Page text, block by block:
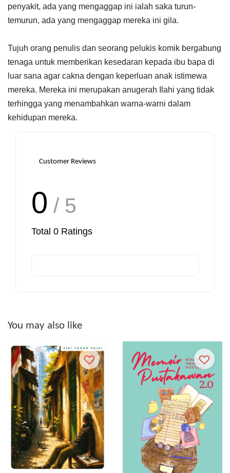
penyakit, ada yang mengaggap ini ialah saka turun-
temurun, ada yang mengaggap mereka ini gila.
Tujuh orang penulis dan seorang pelukis komik bergabung
tenaga untuk memberikan kesedaran kepada ibu bapa di
luar sana agar cakna dengan keperluan anak istimewa
mereka. Mereka ini merupakan anugerah Ilahi yang tidak
terhingga yang menambahkan warna-warni dalam
kehidupan mereka.
Customer Reviews
0 / 5
Total 0 Ratings
You may also like